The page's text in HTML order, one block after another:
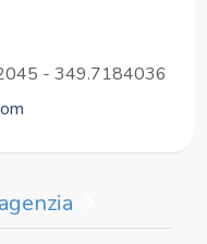
- 349.7184036